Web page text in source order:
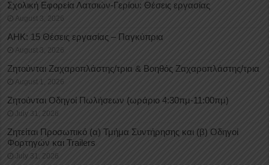
Σχολική Εφορεία Λατσιών-Γερίου: Θέσεις εργασίας
August 3, 2026
ΑΗΚ: 15 Θέσεις εργασίας – Παγκύπρια
August 3, 2026
Ζητούνται Ζαχαροπλάστης/τρια & Βοηθός Ζαχαροπλάστης/τρια
August 1, 2026
Ζητούνται Οδηγοί Πωλήσεων (ωράριο 4:30πμ-11:00πμ)
July 31, 2026
Ζητείται Προσωπικό (α) Τμήμα Συντήρησης και (β) Οδηγοί
Φορτηγών και Trailers
July 31, 2026